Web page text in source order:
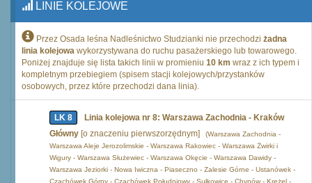
LINIE KOLEJOWE
Przez Osada leśna Nadleśnictwo Studzianki nie przechodzi żadna
linia kolejowa wykorzystywana do ruchu pasażerskiego lub towarowego.
Poniżej znajduje się lista takich linii w promieniu 10 km wraz z ich typem i
kompletnym przebiegiem (spisem stacji kolejowych/przystanków
osobowych, przez które przechodzi dana linia).
LK 8
Linia kolejowa nr 8: Warszawa Zachodnia - Kraków
Główny [o znaczeniu pierwszorzędnym]
(Warszawa Zachodnia -
Warszawa Aleje Jerozolimskie - Warszawa Rakowiec - Warszawa Żwirki i
Wigury - Warszawa Służewiec - Warszawa Okęcie - Warszawa Dawidy -
Warszawa Jeziorki - Nowa Iwiczna - Piaseczno - Zalesie Górne - Ustanówek -
Czachówek Górny - Czachówek Południowy - Sułkowice - Chynów - Krężel -